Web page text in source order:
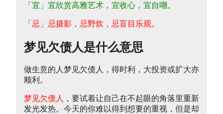
「宜」宜欣赏高雅艺术，宜收心，宜自嘲。
「忌」忌摄影，忌野炊，忌盲目乐观。
梦见欠债人是什么意思
做生意的人梦见欠债人，得时利，大投资或扩大亦
顺利。
梦见欠债人 ，要试着让自己在不起眼的角落里重新
发光发热。今天的你难以得到想要的重视，但是却